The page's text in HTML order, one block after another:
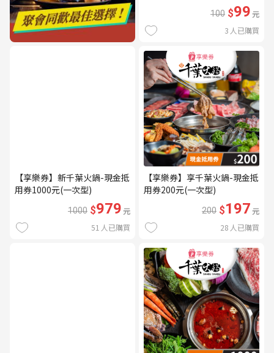
100 $99元
3 人已購買
【享樂券】新千葉火鍋-現金抵
用券1000元(一次型)
1000 $979元
51 人已購買
【享樂券】享千葉火鍋-現金抵
用券200元(一次型)
200 $197元
28 人已購買